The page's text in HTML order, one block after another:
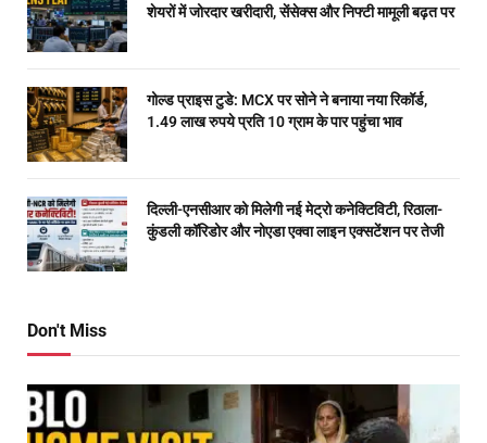
शेयरों में जोरदार खरीदारी, सेंसेक्स और निफ्टी मामूली बढ़त पर
गोल्ड प्राइस टुडे: MCX पर सोने ने बनाया नया रिकॉर्ड,
1.49 लाख रुपये प्रति 10 ग्राम के पार पहुंचा भाव
दिल्ली-एनसीआर को मिलेगी नई मेट्रो कनेक्टिविटी, रिठाला-
कुंडली कॉरिडोर और नोएडा एक्वा लाइन एक्सटेंशन पर तेजी
Don't Miss